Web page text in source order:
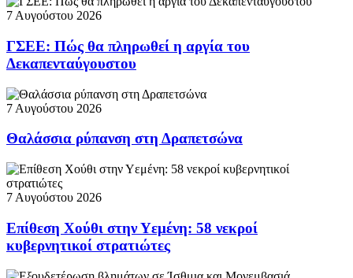
7 Αυγούστου 2026
ΓΣΕΕ: Πώς θα πληρωθεί η αργία του
Δεκαπενταύγουστου
7 Αυγούστου 2026
Θαλάσσια ρύπανση στη Δραπετσώνα
7 Αυγούστου 2026
Επίθεση Χούθι στην Υεμένη: 58 νεκροί
κυβερνητικοί στρατιώτες